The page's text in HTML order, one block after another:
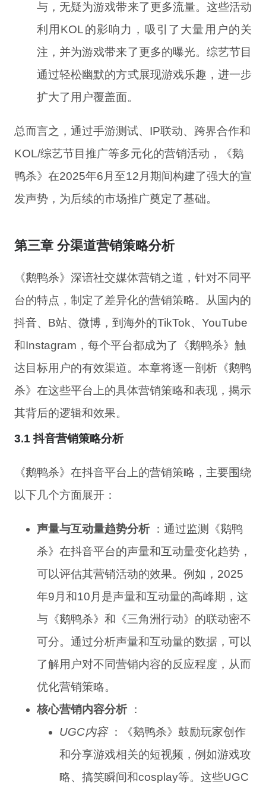
与，无疑为游戏带来了更多流量。这些活动
利用KOL的影响力，吸引了大量用户的关
注，并为游戏带来了更多的曝光。综艺节目
通过轻松幽默的方式展现游戏乐趣，进一步
扩大了用户覆盖面。
总而言之，通过手游测试、IP联动、跨界合作和
KOL/综艺节目推广等多元化的营销活动，《鹅
鸭杀》在2025年6月至12月期间构建了强大的宣
发声势，为后续的市场推广奠定了基础。
第三章 分渠道营销策略分析
《鹅鸭杀》深谙社交媒体营销之道，针对不同平
台的特点，制定了差异化的营销策略。从国内的
抖音、B站、微博，到海外的TikTok、YouTube
和Instagram，每个平台都成为了《鹅鸭杀》触
达目标用户的有效渠道。本章将逐一剖析《鹅鸭
杀》在这些平台上的具体营销策略和表现，揭示
其背后的逻辑和效果。
3.1 抖音营销策略分析
《鹅鸭杀》在抖音平台上的营销策略，主要围绕
以下几个方面展开：
声量与互动量趋势分析 ：通过监测《鹅鸭
杀》在抖音平台的声量和互动量变化趋势，
可以评估其营销活动的效果。例如，2025
年9月和10月是声量和互动量的高峰期，这
与《鹅鸭杀》和《三角洲行动》的联动密不
可分。通过分析声量和互动量的数据，可以
了解用户对不同营销内容的反应程度，从而
优化营销策略。
核心营销内容分析 ：
UGC内容 ：《鹅鸭杀》鼓励玩家创作
和分享游戏相关的短视频，例如游戏攻
略、搞笑瞬间和cosplay等。这些UGC